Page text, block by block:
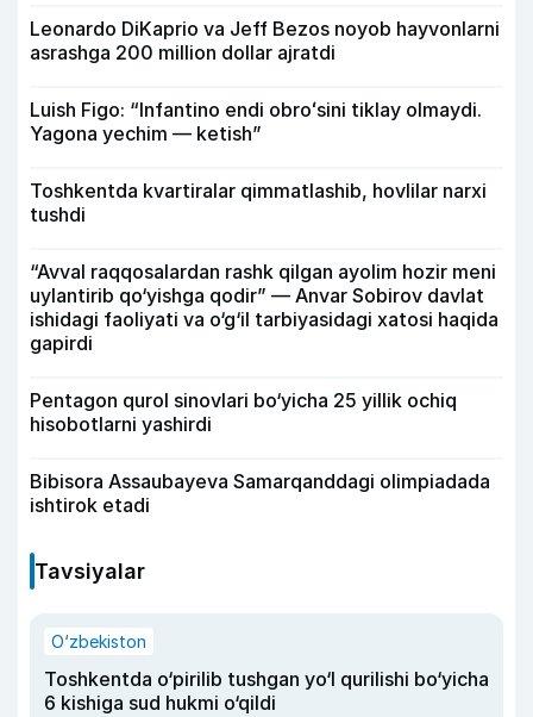
Leonardo DiKaprio va Jeff Bezos noyob hayvonlarni
asrashga 200 million dollar ajratdi
Luish Figo: “Infantino endi obroʻsini tiklay olmaydi.
Yagona yechim — ketish”
Toshkentda kvartiralar qimmatlashib, hovlilar narxi
tushdi
“Avval raqqosalardan rashk qilgan ayolim hozir meni
uylantirib qo‘yishga qodir” — Anvar Sobirov davlat
ishidagi faoliyati va o‘g‘il tarbiyasidagi xatosi haqida
gapirdi
Pentagon qurol sinovlari bo‘yicha 25 yillik ochiq
hisobotlarni yashirdi
Bibisora Assaubayeva Samarqanddagi olimpiadada
ishtirok etadi
Tavsiyalar
O‘zbekiston
Toshkentda o‘pirilib tushgan yo‘l qurilishi bo‘yicha
6 kishiga sud hukmi o‘qildi